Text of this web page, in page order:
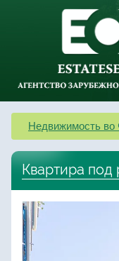
Недвижимость во
Квартира